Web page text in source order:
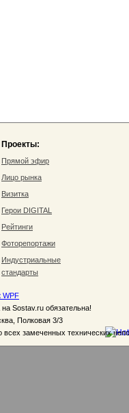
Проекты:
Прямой эфир
Лицо рынка
Визитка
Герои DIGITAL
Рейтинги
Фоторепортажи
Индустриальные
стандарты
WPF
Sostav.ru обязательна!
Полковая 3/3
замеченных технических